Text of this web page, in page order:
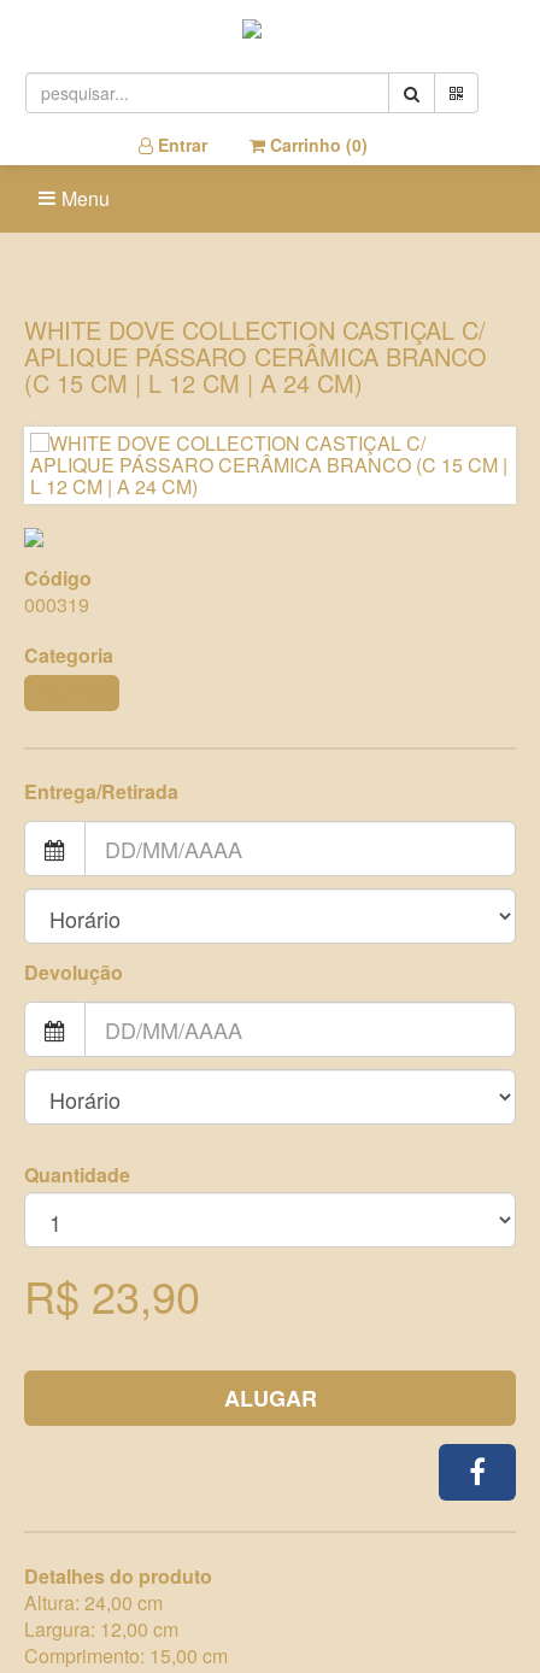
Entrar Carrinho (0)
Menu
WHITE DOVE COLLECTION CASTIÇAL C/
APLIQUE PÁSSARO CERÂMICA BRANCO
(C 15 CM | L 12 CM | A 24 CM)
Código
000319
Categoria
Entrega/Retirada
Devolução
Quantidade
R$ 23,90
ALUGAR
Detalhes do produto
Altura: 24,00 cm
Largura: 12,00 cm
Comprimento: 15,00 cm